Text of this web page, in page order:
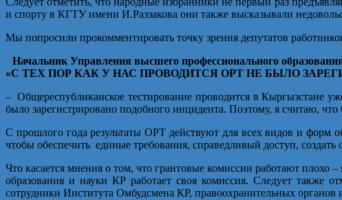
и спорту в КГТУ имени И.Раззакова они также высказывали
Мы попросили прокомментировать точку зрения депутатов
Начальник Управления высшего профессионального
«С ТЕХ ПОР КАК У НАС ПРОВОДИТСЯ ОРТ НЕ БЫЛО
– Общереспубликанское тестирование проводится в Кыргызстане
было зарегистрировано подобного инцидента. Поэтому, я считаю,
С прошлого года результаты ОРТ действуют для всех видов и форм
чтобы обеспечить единые требования, справедливый доступ, создать
Что касается мнения о том, что грантовые комиссии работают
образования и науки КР работает своя комиссия. Следует также
сотрудники Института Омбудсмена КР, правоохранительных органов